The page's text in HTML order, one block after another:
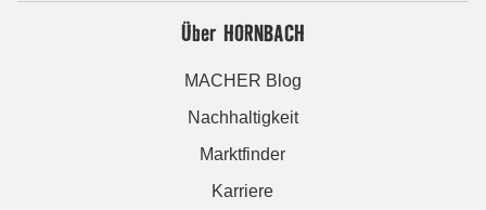
Über HORNBACH
MACHER Blog
Nachhaltigkeit
Marktfinder
Karriere